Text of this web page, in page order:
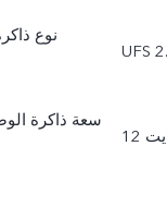
نوع
UFS
سعة ذاكرة